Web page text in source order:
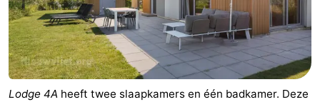
Lodge 4A heeft twee slaapkamers en één badkamer. Deze